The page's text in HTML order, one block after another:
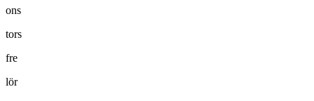
ons
tors
fre
lör